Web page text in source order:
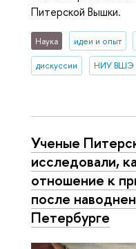
Питерской Вышки.
Наука идеи и опыт
дискуссии НИУ ВШЭ
Ученые
исследовали,
отношение к
после
Петербурге